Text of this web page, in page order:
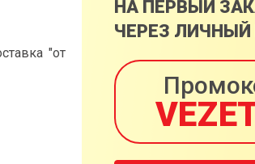
"от
НА ПЕРВЫЙ
ЧЕРЕЗ ЛИЧНЫЙ